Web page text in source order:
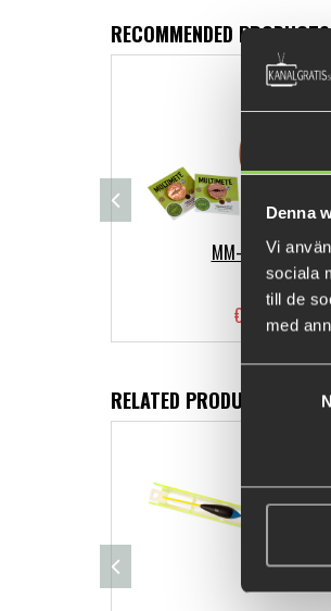
Denna
Vi
sociala
till de
med
RECOMMENDED PRODUCTS
MM-B-Perch
€4.47
RELATED PRODUCTS